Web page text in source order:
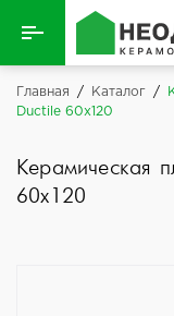
Назад
Главная / Каталог /
Ductile 60x120
Керамическая
60x120